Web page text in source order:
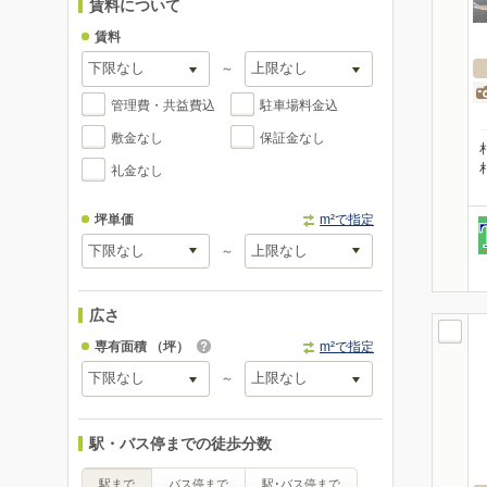
賃料について
賃料
～
管理費・共益費込 駐車場料金込
敷金なし 保証金なし
礼金なし
坪単価 m²で指定
～
広さ
専有面積 （坪） m²で指定
～
駅・バス停までの徒歩分数
駅まで バス停まで 駅･バス停まで